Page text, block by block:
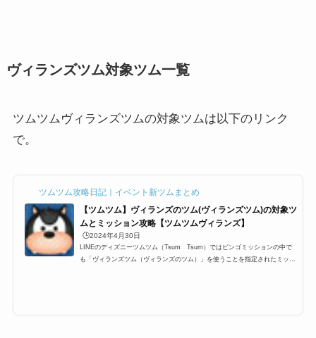
ヴィランズツム対象ツム一覧
ツムツムヴィランズツムの対象ツムは以下のリンク
で。
ツムツム攻略日記｜イベント新ツムまとめ
【ツムツム】ヴィランズのツム(ヴィランズツム)の対象ツ
ムとミッション攻略【ツムツムヴィランズ】
🕒️2024年4月30日
LINEのディズニーツムツム（Tsum Tsum）ではビンゴミッションの中で
も「ヴィランズツム（ヴィランズのツム）」を使うことを指定されたミッシ